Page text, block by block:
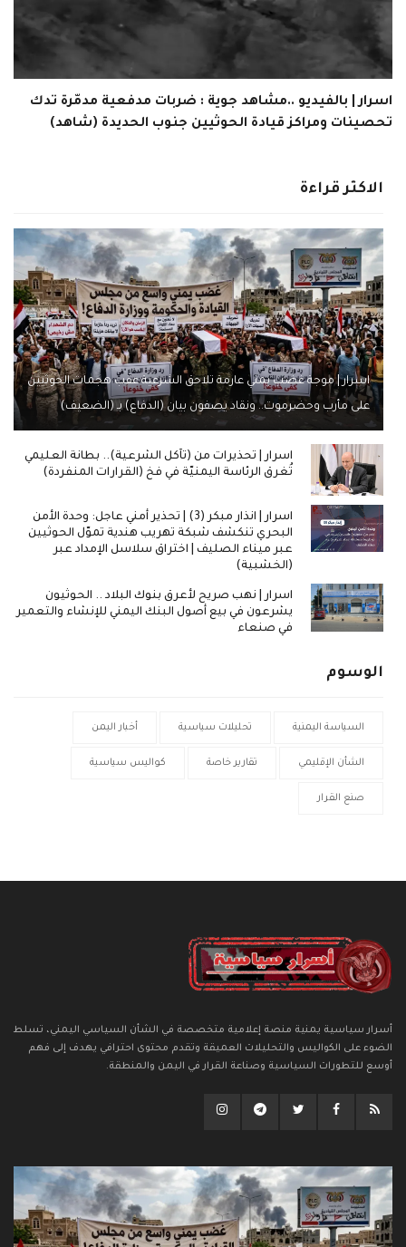
اسرار | بالفيديو ..مشاهد جوية : ضربات مدفعية مدمّرة تدك
تحصينات ومراكز قيادة الحوثيين جنوب الحديدة (شاهد)
الاكثر قراءة
اسرار | موجة غضب يمني عارمة تلاحق الشرعية عقب هجمات الحوثيين
على مأرب وحضرموت.. ونقاد يصفون بيان (الدفاع) بـ (الضعيف)
اسرار | تحذيرات من (تآكل الشرعية).. بطانة العليمي
تُغرق الرئاسة اليمنيّة في فخ (القرارات المنفردة)
اسرار | انذار مبكر (3) | تحذير أمني عاجل: وحدة الأمن
البحري تنكشف شبكة تهريب هندية تموّل الحوثيين
عبر ميناء الصليف | اختراق سلاسل الإمداد عبر
(الخشبية)
اسرار | نهب صريح لأعرق بنوك البلاد .. الحوثيون
يشرعون في بيع أصول البنك اليمني للإنشاء والتعمير
في صنعاء
الوسوم
السياسة اليمنية تحليلات سياسية أخبار اليمن
الشأن الإقليمي تقارير خاصة كواليس سياسية
صنع القرار
أسرار سياسية يمنية منصة إعلامية متخصصة في الشأن السياسي اليمني، تسلط
الضوء على الكواليس والتحليلات العميقة وتقدم محتوى احترافي يهدف إلى فهم
أوسع للتطورات السياسية وصناعة القرار في اليمن والمنطقة.